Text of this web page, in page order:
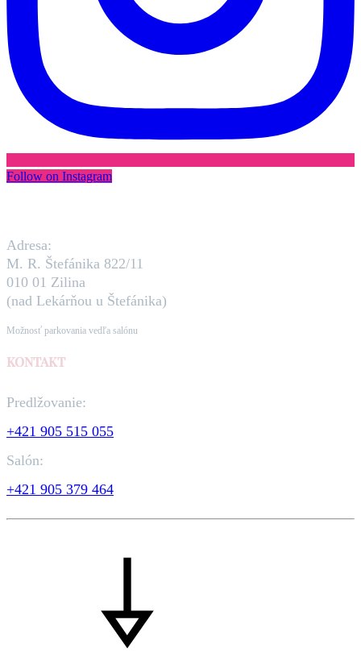
Follow on Instagram
Adresa:
M. R. Štefánika 822/11
010 01 Zilina
(nad Lekárňou u Štefánika)
Možnosť parkovania vedľa salónu
KONTAKT
Predlžovanie:
+421 905 515 055
Salón:
+421 905 379 464